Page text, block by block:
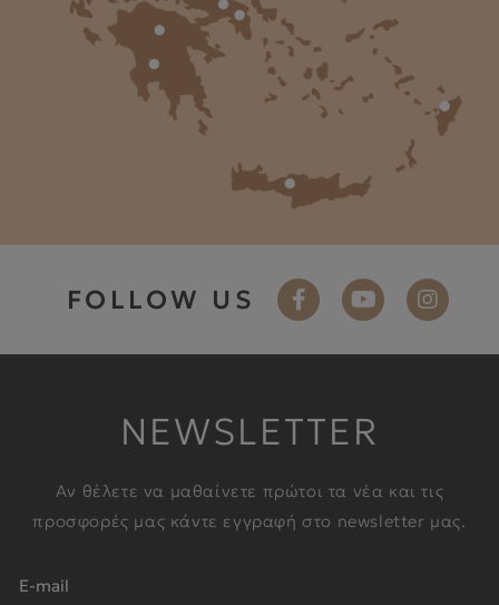
FOLLOW US
NEWSLETTER
Αν θέλετε να μαθαίνετε πρώτοι τα νέα και τις
προσφορές μας κάντε εγγραφή στο newsletter μας.